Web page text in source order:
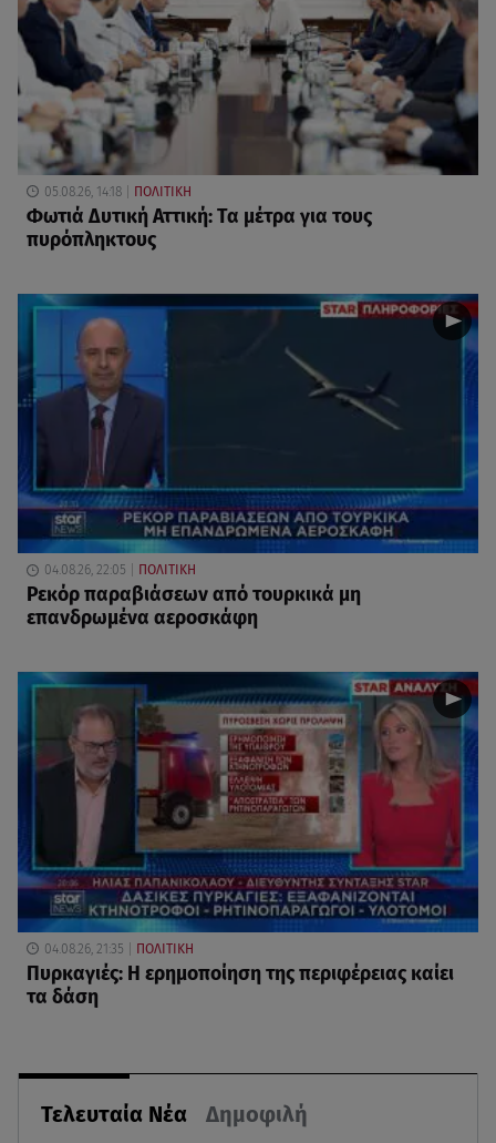
Τελευταία Νέα Δημοφιλή
05.08.26, 14:18 ΠΟΛΙΤΙΚΗ
Φωτιά Δυτική Αττική: Τα μέτρα για τους
πυρόπληκτους
04.08.26, 22:05 ΠΟΛΙΤΙΚΗ
Ρεκόρ παραβιάσεων από τουρκικά μη
επανδρωμένα αεροσκάφη
04.08.26, 21:35 ΠΟΛΙΤΙΚΗ
Πυρκαγιές: Η ερημοποίηση της περιφέρειας καίει
τα δάση